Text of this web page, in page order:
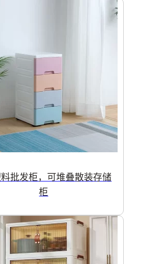
批发柜，可堆叠散装存储
柜